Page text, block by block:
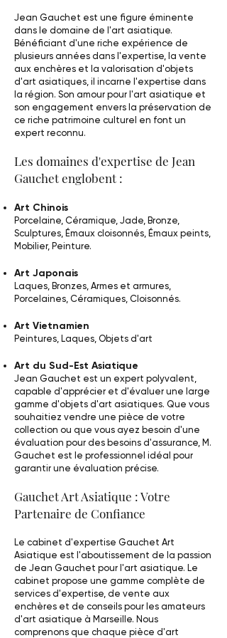
Jean Gauchet est une figure éminente
dans le domaine de l'art asiatique.
Bénéficiant d'une riche expérience de
plusieurs années dans l'expertise, la vente
aux enchères et la valorisation d'objets
d'art asiatiques, il incarne l'expertise dans
la région. Son amour pour l'art asiatique et
son engagement envers la préservation de
ce riche patrimoine culturel en font un
expert reconnu.
Les domaines d'expertise de Jean
Gauchet englobent :
Art Chinois
Porcelaine, Céramique, Jade, Bronze,
Sculptures, Émaux cloisonnés, Émaux peints,
Mobilier, Peinture.
Art Japonais
Laques, Bronzes, Armes et armures,
Porcelaines, Céramiques, Cloisonnés.
Art Vietnamien
Peintures, Laques, Objets d'art
Art du Sud-Est Asiatique
Jean Gauchet est un expert polyvalent,
capable d'apprécier et d'évaluer une large
gamme d'objets d'art asiatiques. Que vous
souhaitiez vendre une pièce de votre
collection ou que vous ayez besoin d'une
évaluation pour des besoins d'assurance, M.
Gauchet est le professionnel idéal pour
garantir une évaluation précise.
Gauchet Art Asiatique : Votre
Partenaire de Confiance
Le cabinet d'expertise Gauchet Art
Asiatique est l'aboutissement de la passion
de Jean Gauchet pour l'art asiatique. Le
cabinet propose une gamme complète de
services d'expertise, de vente aux
enchères et de conseils pour les amateurs
d'art asiatique à Marseille. Nous
comprenons que chaque pièce d'art